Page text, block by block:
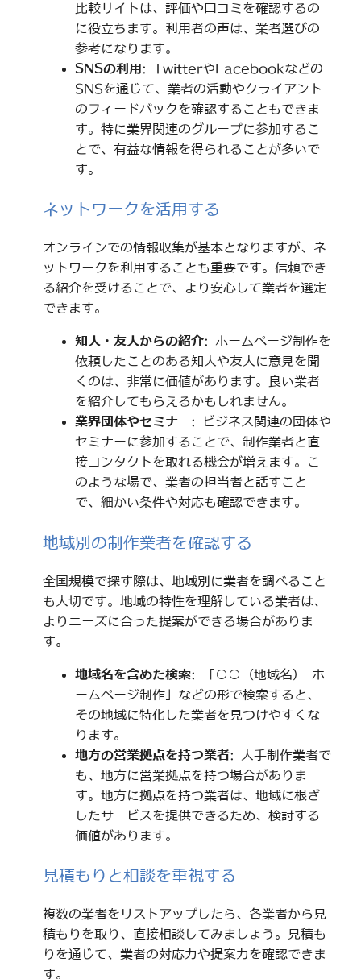
比較サイトは、評価や口コミを確認するの
に役立ちます。利用者の声は、業者選びの
参考になります。
SNSの利用 : TwitterやFacebookなどの
SNSを通じて、業者の活動やクライアント
のフィードバックを確認することもできま
す。特に業界関連のグループに参加するこ
とで、有益な情報を得られることが多いで
す。
ネットワークを活用する
オンラインでの情報収集が基本となりますが、ネ
ットワークを利用することも重要です。信頼でき
る紹介を受けることで、より安心して業者を選定
できます。
知人・友人からの紹介: ホームページ制作を
依頼したことのある知人や友人に意見を聞
くのは、非常に価値があります。良い業者
を紹介してもらえるかもしれません。
業界団体やセミナー: ビジネス関連の団体や
セミナーに参加することで、制作業者と直
接コンタクトを取れる機会が増えます。こ
のような場で、業者の担当者と話すこと
で、細かい条件や対応も確認できます。
地域別の制作業者を確認する
全国規模で探す際は、地域別に業者を調べること
も大切です。地域の特性を理解している業者は、
よりニーズに合った提案ができる場合がありま
す。
地域名を含めた検索: 「○○（地域名） ホ
ームページ制作」などの形で検索すると、
その地域に特化した業者を見つけやすくな
ります。
地方の営業拠点を持つ業者: 大手制作業者で
も、地方に営業拠点を持つ場合がありま
す。地方に拠点を持つ業者は、地域に根ざ
したサービスを提供できるため、検討する
価値があります。
見積もりと相談を重視する
複数の業者をリストアップしたら、各業者から見
積もりを取り、直接相談してみましょう。見積も
りを通じて、業者の対応力や提案力を確認できま
す。